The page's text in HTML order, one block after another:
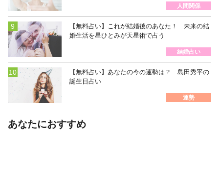
人間関係
【無料占い】これが結婚後のあなた！ 未来の結
婚生活を星ひとみが天星術で占う
結婚占い
【無料占い】あなたの今の運勢は？ 島田秀平の
誕生日占い
運勢
あなたにおすすめ